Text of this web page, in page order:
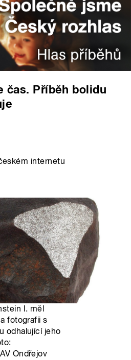
čas. Příběh bolidu
internetu
I. měl
fotografii s
odhalující jeho
Ondřejov